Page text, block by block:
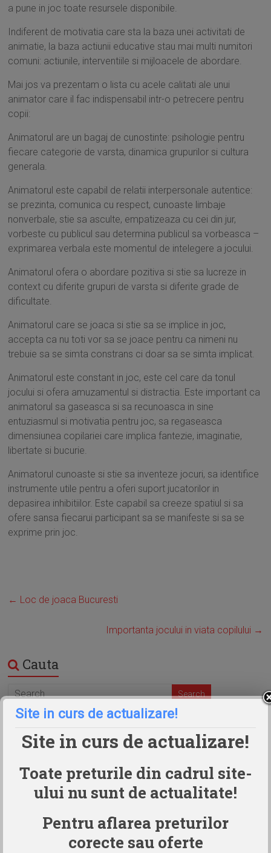
a pune in joc toate resursele disponibile.
Indiferent de motivatia care sta la baza unei activitati de
animatie, la baza actiunii educative stau mai multi numitori
comuni: actiunile, interventiile si mijloacele de abordare.
Mai jos va prezentam o lista cu acele calitati ale unui
animator care il fac indispensabil intr-o petrecere pentru
copii:
Animatorul are un bagaj de cunostinte: psihologie pentru
fiecare categorie de varsta, dinamica grupurilor si cultura
generala.
Animatorul este capabil de relatii interpersonale autentice:
se prezinta, comunica cu respect, cunoaste limbaje
nonverbale, stie sa asculte, empatizeaza cu cei din jur,
vorbeste cu publicul sau determina publicul sa vorbeasca –
exprimarea verbala este momentul de intelegere a jocului.
Animatorul ofera o abordare pozitiva si stie sa lucreze in
context cu diferite grupuri de varsta si diferite grade de
dificultate.
Animatorul care se joaca si stie sa se implice in joc,
accepta ca nu toti vor sa se joace pentru ca nimeni nu
trebuie sa se simta constrans ci doar sa se simta implicat.
Animatorul este constant in joc, este cel care da tonul
jocului si ofera amuzamentul si distractia. Este important ca
animatorul sa gaseasca si sa recunoasca in sine
entuziasmul si motivatia pentru joc, sa regaseasca
dimensiunea copilariei care implica fantezie, imaginatie,
libertate si bucurie.
Animatorul cunoaste si stie sa inventeze jocuri, sa identifice
instrumente utile pentru a oferi suport jucatorilor in
depasirea inhibitiilor. Este capabil sa creeze spatiul si sa
ofere sansa fiecarui participant sa se manifeste si sa se
exprime prin joc.
← Loc de joaca Bucuresti
Importanta jocului in viata copilului →
Cauta
Program
LUNI - VINERI:13.00 - 21.00
La CLUB HAOS programul se poate prelungi, la cererea
clientului, in functie de disponibilitatea clubului.
Site in curs de actualizare!
Site in curs de actualizare!
Toate preturile din cadrul site-
ului nu sunt de actualitate!
Pentru aflarea preturilor
corecte sau oferte